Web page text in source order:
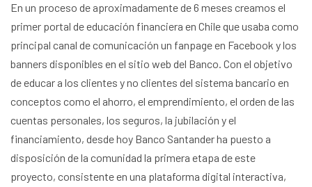
En un proceso de aproximadamente de 6 meses creamos el
primer portal de educación financiera en Chile que usaba como
principal canal de comunicación un fanpage en Facebook y los
banners disponibles en el sitio web del Banco. Con el objetivo
de educar a los clientes y no clientes del sistema bancario en
conceptos como el ahorro, el emprendimiento, el orden de las
cuentas personales, los seguros, la jubilación y el
financiamiento, desde hoy Banco Santander ha puesto a
disposición de la comunidad la primera etapa de este
proyecto, consistente en una plataforma digital interactiva,